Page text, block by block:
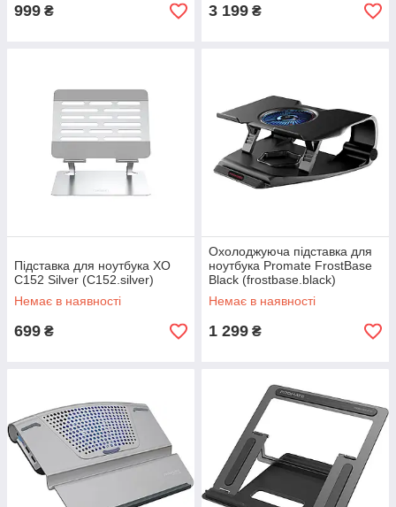
999 ₴ 3 199 ₴
Підставка для ноутбука XO
C152 Silver (C152.silver)
Немає в наявності
699 ₴
Охолоджуюча підставка для
ноутбука Promate FrostBase
Black (frostbase.black)
Немає в наявності
1 299 ₴